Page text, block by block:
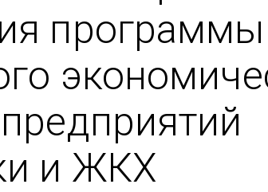
программы
и ЖКХ